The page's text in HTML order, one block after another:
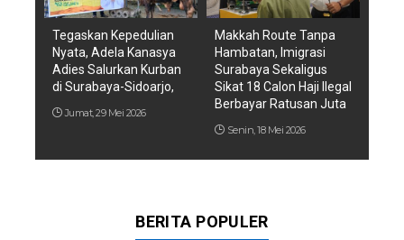
Tegaskan Kepedulian
Nyata, Adela Kanasya
Adies Salurkan Kurban
di Surabaya-Sidoarjo,
Jumat, 29 Mei 2026
Makkah Route Tanpa
Hambatan, Imigrasi
Surabaya Sekaligus
Sikat 18 Calon Haji Ilegal
Berbayar Ratusan Juta
Senin, 18 Mei 2026
BERITA POPULER